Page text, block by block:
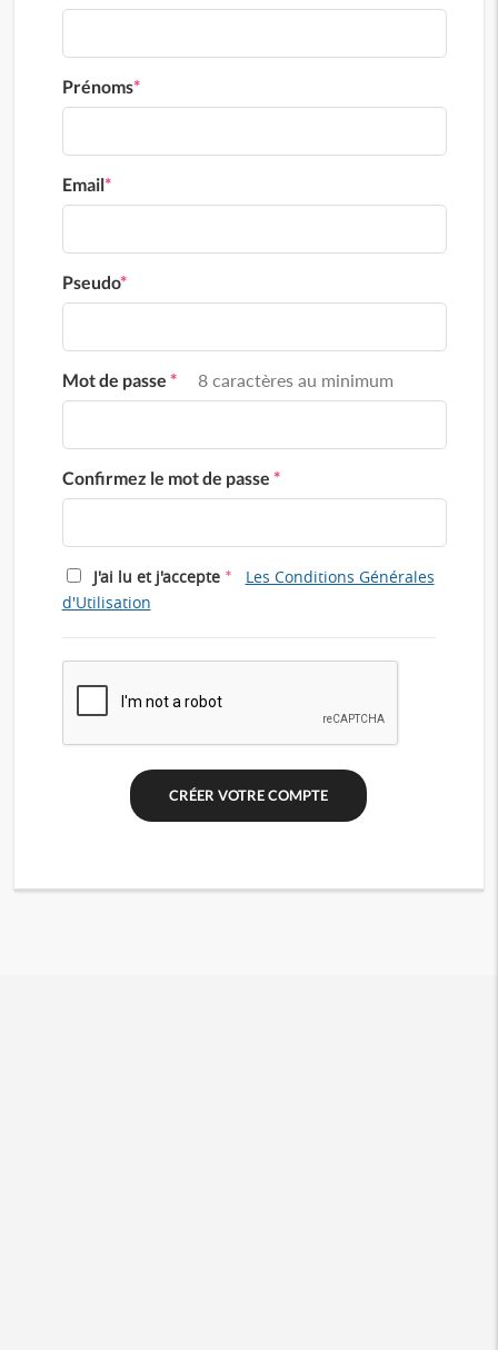
Prénoms*
Email*
Pseudo*
Mot de passe * 8 caractères au minimum
Confirmez le mot de passe *
J'ai lu et j'accepte *
Les Conditions Générales
d'Utilisation